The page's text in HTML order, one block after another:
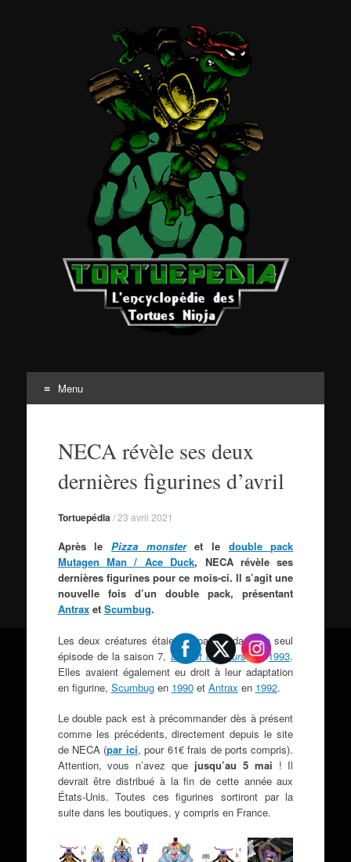
Menu
contenuNECA révèle ses deux
dernières figurines d’avril
Tortuepédia /23 avril 2021
Après le Pizza monsteret le double pack
Mutagen Man / Ace Duck, NECA révèle ses
dernières figurines pour ce mois-ci. Il s’agit une
nouvelle fois d’un double pack, présentant
Antraxet Scumbug.
Les deux créatures étaient apparues dans un seul
épisode de la saison 7,La nuit des durs, en1993.
Elles avaient également eu droit à leur adaptation
en figurine, Scumbugen 1990et Antrax en 1992.
Le double pack est à précommander dès à présent
comme les précédents, directement depuis le site
de NECA (par ici, pour 61€ frais de ports compris).
Attention, vous n’avez que jusqu’au 5 mai ! Il
devrait être distribué à la fin de cette année aux
États-Unis. Toutes ces figurines sortiront par la
suite dans les boutiques, y compris en France.